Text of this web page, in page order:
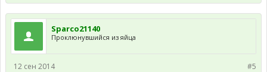
Sparco21140
Проклюнувшийся из яйца
#5
12 сен 2014